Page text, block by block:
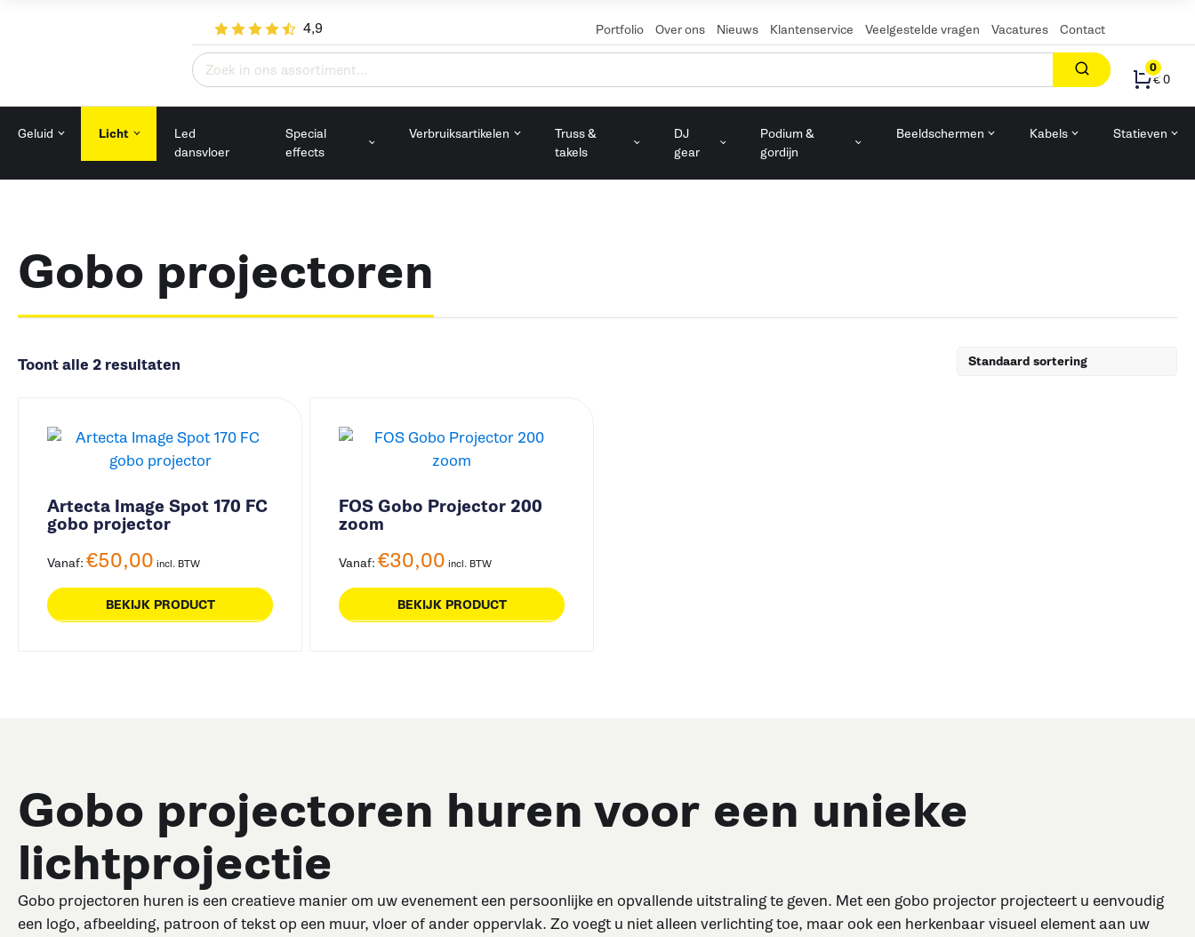
4,9 Portfolio Over ons Nieuws Klantenservice Veelgestelde vragen Vacatures Contact
Zoeken
naar:
0
€ 0
Geluid Licht
Led
dansvloer
Special
effects
Verbruiksartikelen
Truss &
takels
DJ
gear
Podium &
gordijn
Beeldschermen Kabels Statieven
Gobo projectoren
Toont alle 2 resultaten
Artecta Image Spot 170 FC
gobo projector
Vanaf: €50,00 incl. BTW
BEKIJK PRODUCT
FOS Gobo Projector 200
zoom
Vanaf: €30,00 incl. BTW
BEKIJK PRODUCT
Gobo projectoren huren voor een unieke
lichtprojectie
Gobo projectoren huren is een creatieve manier om uw evenement een persoonlijke en opvallende uitstraling te geven. Met een gobo projector projecteert u eenvoudig
een logo, afbeelding, patroon of tekst op een muur, vloer of ander oppervlak. Zo voegt u niet alleen verlichting toe, maar ook een herkenbaar visueel element aan uw